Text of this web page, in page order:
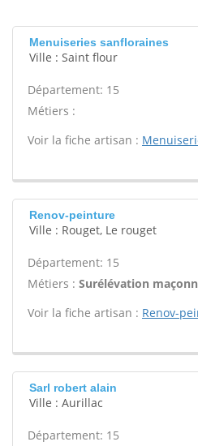
Menuiseries sanfloraines
Ville : Saint flour
Département: 15
Métiers :
Voir la fiche artisan :
Renov-peinture
Ville : Rouget, Le rouget
Département: 15
Métiers : Surélévation
Voir la fiche artisan : Renov-
Sarl robert alain
Ville : Aurillac
Département: 15